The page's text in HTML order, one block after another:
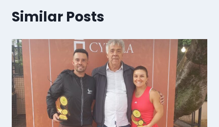
Similar Posts